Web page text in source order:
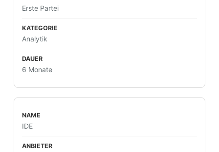
Erste Partei
Analytik
6 Monate
IDE